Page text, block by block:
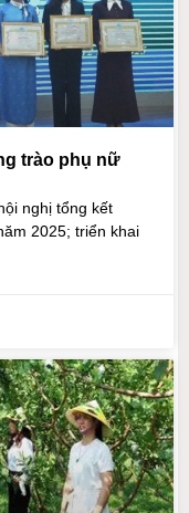
trào phụ nữ
nghị tổng kết
2025; triển khai